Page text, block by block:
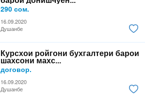
290 сом.
16.09.2020
Душанбе
Курсхои ройгони бухгалтери барои
шахсони махс...
договор.
16.09.2020
Душанбе